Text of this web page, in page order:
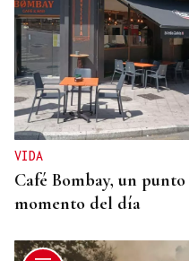
PRIMEROS RESULTADOS
SpaceX baja un 12%
gasto en IA
VIDA
Café Bombay, un
momento del día